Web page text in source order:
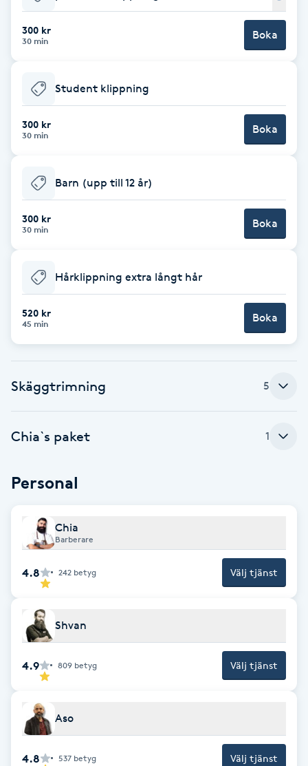
Babylights
Balayage
Barber
Barnklippning
BIAB
Blowout
Bottenfärg
Brynplockning
Bröllopsuppsättning
Coachning
Color correction
Cryoterapi
Damklippning
Dermapen
Diamantslipning
300 kr
30 min Boka
Student klippning
300 kr
30 min Boka
Barn (upp till 12 år)
300 kr
30 min Boka
Hårklippning extra långt hår
520 kr
45 min Boka
Skäggtrimning 5
Chia`s paket 1
Personal
Chia
Barberare
4.8 242 betyg Välj tjänst
Shvan
4.9 809 betyg Välj tjänst
Aso
4.8 537 betyg Välj tjänst